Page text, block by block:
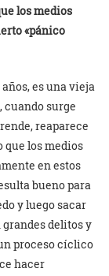
los medios
«pánico
es una vieja
cuando surge
reaparece
que los medios
en estos
bueno para
y luego sacar
delitos y
proceso cíclico
hacer